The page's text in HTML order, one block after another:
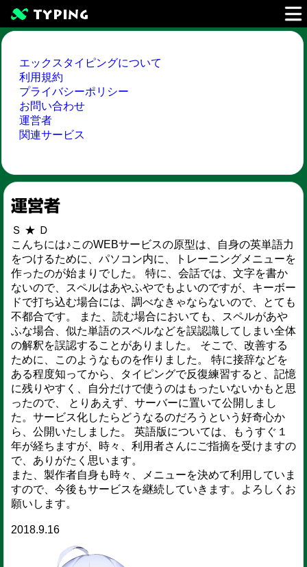
エックスタイピングについて
利用規約
プライバシーポリシー
お問い合わせ
運営者
関連サービス
運営者
Ｓ ★ Ｄ
こんちには♪このWEBサービスの原型は、自身の英単語力
をつけるために、パソコン内に、トレーニングメニューを
作ったのが始まりでした。 特に、会話では、文字を書か
ないので、スペルはあやふやでもよいのですが、キーボー
ドで打ち込む場合には、調べなきゃならないので、とても
不都合です。 また、読む場合においても、スペルがあや
ふな場合、似た単語のスペルなどを誤認識してしまい全体
の解釈を誤認することがありました。 そこで、改善する
ために、このようなものを作りました。 特に接辞などを
ある程度知ってから、タイピングで反復練習すると、記憶
に残りやすく、自分だけで使うのはもったいないかもと思
ったので、 とりあえず、サーバーに置いて公開しまし
た。サービス化したらどうなるのだろうという好奇心か
ら、公開いたしました。 英語版については、もうすぐ１
年が経ちますが、時々、利用者さんにご指摘を受けますの
で、ありがたく思います。
また、製作者自身も時々、メニューを決めて利用していま
すので、今後もサービスを継続していきます。よろしくお
願いします。
2018.9.16